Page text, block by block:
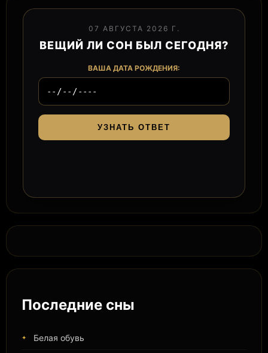
07 АВГУСТА 2026 Г.
ВЕЩИЙ ЛИ СОН БЫЛ СЕГОДНЯ?
ВАША ДАТА РОЖДЕНИЯ:
УЗНАТЬ ОТВЕТ
Последние сны
Белая обувь